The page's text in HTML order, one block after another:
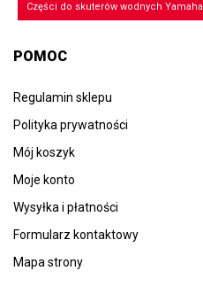
Części do skuterów wodnych Yamaha
POMOC
Regulamin sklepu
Polityka prywatności
Mój koszyk
Moje konto
Wysyłka i płatności
Formularz kontaktowy
Mapa strony